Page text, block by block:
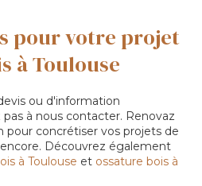
pour votre projet
à Toulouse
ou d'information
à nous contacter. Renovaz
pour concrétiser vos projets de
Découvrez également
à Toulouse et ossature bois à